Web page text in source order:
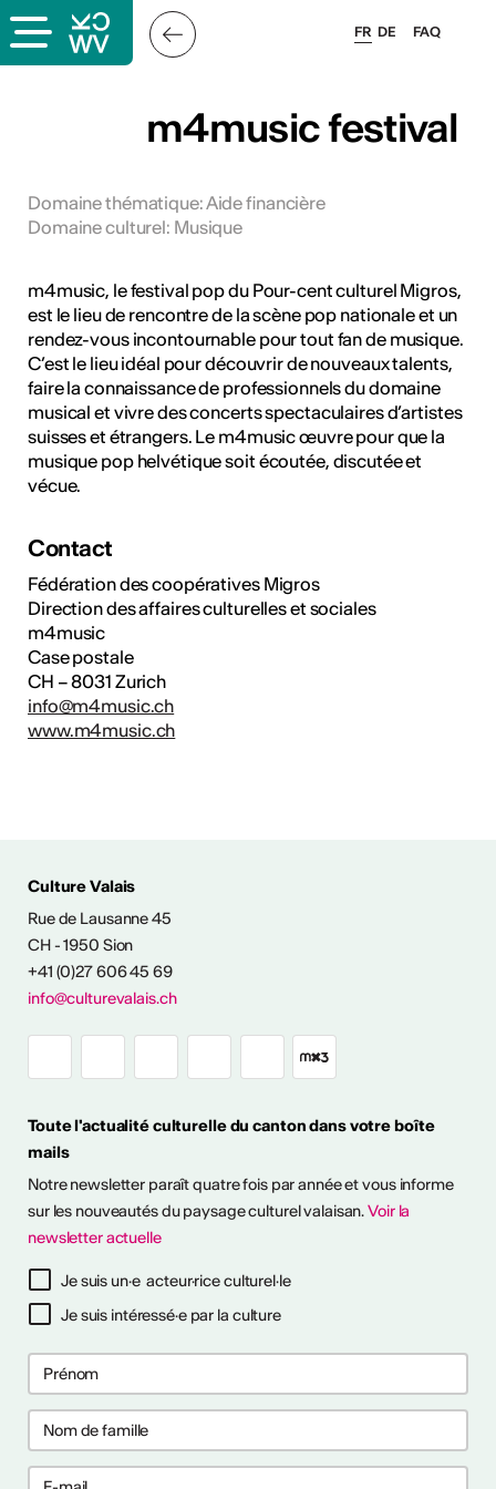
pour prévenir
?
pour prévenir
?
tout
FAQ
FR DE
m4music festival
Domaine thématique:Aide financière
Domaine culturel: Musique
m4music, le festival pop du Pour-cent culturel Migros,
est le lieu de rencontre de la scène pop nationale et un
rendez-vous incontournable pour tout fan de musique.
C’est le lieu idéal pour découvrir de nouveaux talents,
faire la connaissance de professionnels du domaine
musical et vivre des concerts spectaculaires d’artistes
suisses et étrangers. Le m4music œuvre pour que la
musique pop helvétique soit écoutée, discutée et
vécue.
Contact
Fédération des coopératives Migros
Direction des affaires culturelles et sociales
m4music
Case postale
CH – 8031 Zurich
info@m4music.ch
www.m4music.ch
Culture Valais
Rue de Lausanne 45
CH - 1950 Sion
+41 (0)27 606 45 69
info@culturevalais.ch
Toute l'actualité culturelle du canton dans votre boîte
mails
Notre newsletter paraît quatre fois par année et vous informe
sur les nouveautés du paysage culturel valaisan.Voir la
newsletter actuelle
Je suis un·e acteur·rice culturel·le
Je suis intéressé·e par la culture